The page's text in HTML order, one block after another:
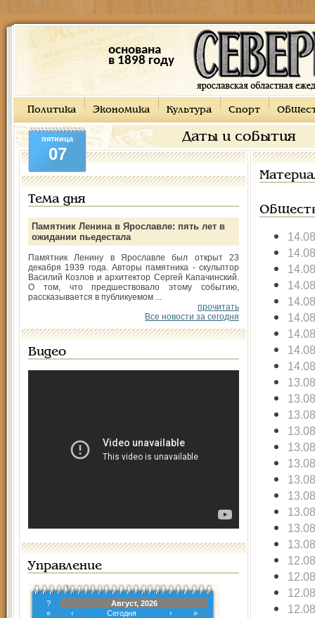
основана
в 1898 году
Политика Экономика Культура Спорт
Даты и события
пятница
07
Тема дня
Памятник Ленина в Ярославле: пять лет в
ожидании пьедестала
Памятник Ленину в Ярославле был открыт 23
декабря 1939 года. Авторы памятника - скульптор
Василий Козлов и архитектор Сергей Капачинский.
О том, что предшествовало этому событию,
рассказывается в публикуемом ...
прочитать
Все новости за сегодня
Видео
Управление
?
Август, 2026
«
‹ Сегодня ›
»